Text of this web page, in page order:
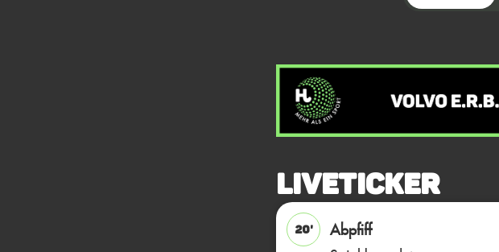
Liveticker
20'
Abpfiff